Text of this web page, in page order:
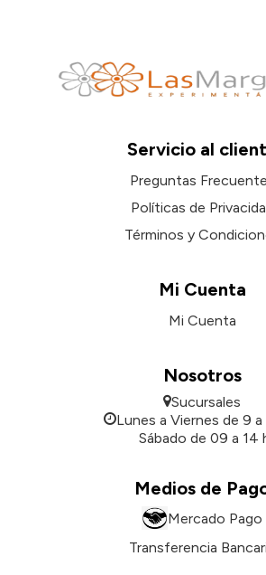
Servicio al
Preguntas
Políticas de
Términos y
Mi Cuenta
Mi Cuenta
Nosotros
Sucursales
Lunes a Viernes de 9 a
Sábado de 09 a 14
Medios de
Mercado Pago
Transferencia